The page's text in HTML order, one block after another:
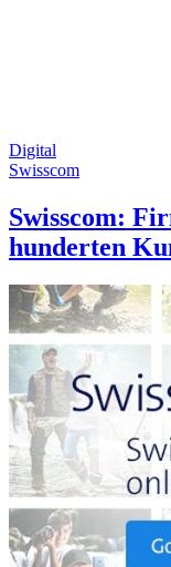
Digital
Swisscom
Swisscom:
hunderten